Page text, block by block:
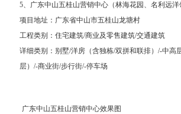
5、广东中山五桂山营销中心（林海花园、名利远洋
项目地址：广东省中山市五桂山龙塘村
工程类别：住宅建筑/商业及零售建筑/交通建筑
详细类别：别墅/洋房（含独栋/双拼和联排）/-中高
层）/-商业街/步行街/-停车场
广东中山五桂山营销中心效果图